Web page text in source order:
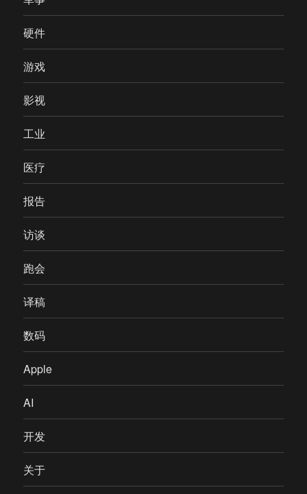
硬件
游戏
影视
工业
医疗
报告
访谈
跑会
译稿
数码
Apple
AI
开发
关于